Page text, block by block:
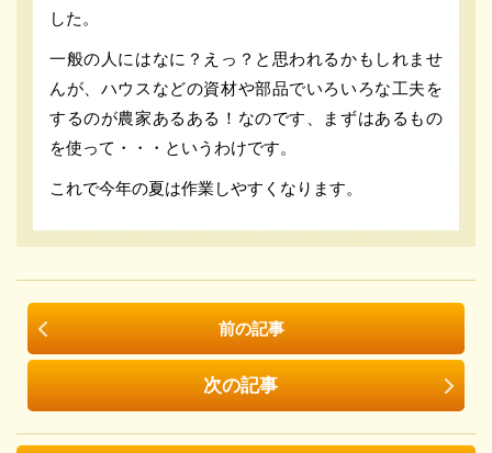
した。
一般の人にはなに？えっ？と思われるかもしれませ
んが、ハウスなどの資材や部品でいろいろな工夫を
するのが農家あるある！なのです、まずはあるもの
を使って・・・というわけです。
これで今年の夏は作業しやすくなります。
前の記事
次の記事